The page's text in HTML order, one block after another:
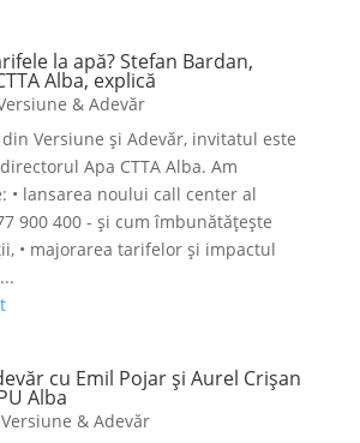
la apă? Stefan Bardan,
Alba, explică
& Adevăr
Versiune și Adevăr, invitatul este
Apa CTTA Alba. Am
• lansarea noului call center al
900 400 - și cum îmbunătățește
• majorarea tarifelor și impactul
cu Emil Pojar și Aurel Crișan
Alba
Versiune & Adevăr